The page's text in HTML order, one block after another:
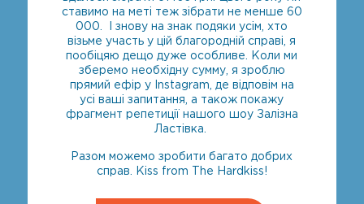
ставимо на меті теж зібрати не менше 60
000. І знову на знак подяки усім, хто
візьме участь у цій благородній справі, я
пообіцяю дещо дуже особливе. Коли ми
зберемо необхідну сумму, я зроблю
прямий ефір у Instagram, де відповім на
усі ваші запитання, а також покажу
фрагмент репетиції нашого шоу Залізна
Ластівка.
Разом можемо зробити багато добрих
справ. Kiss from The Hardkiss!